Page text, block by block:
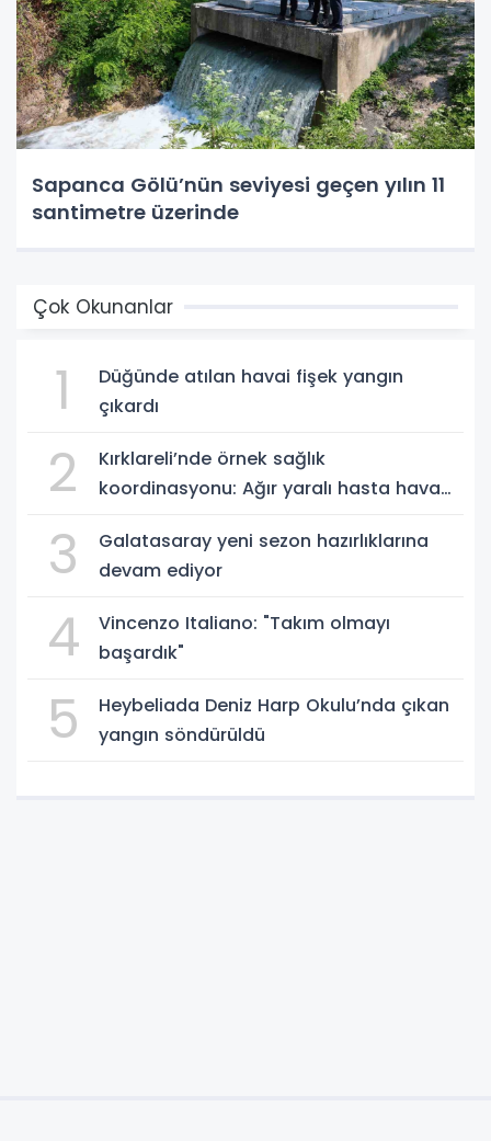
Sapanca Gölü’nün seviyesi geçen yılın 11
santimetre üzerinde
Çok Okunanlar
1
Düğünde atılan havai fişek yangın
çıkardı
2
Kırklareli’nde örnek sağlık
koordinasyonu: Ağır yaralı hasta hava
3
Galatasaray yeni sezon hazırlıklarına
devam ediyor
4
Vincenzo Italiano: "Takım olmayı
başardık"
5
Heybeliada Deniz Harp Okulu’nda çıkan
yangın söndürüldü